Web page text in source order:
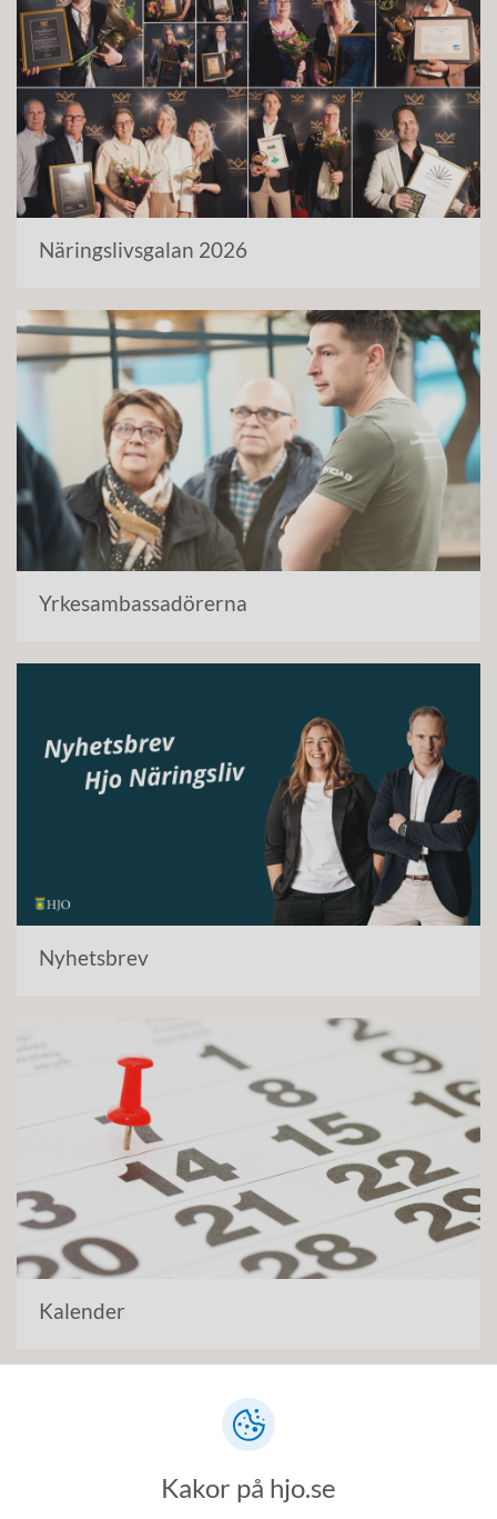
Näringslivsgalan 2026
Yrkesambassadörerna
Nyhetsbrev
Kalender
Kakor på hjo.se